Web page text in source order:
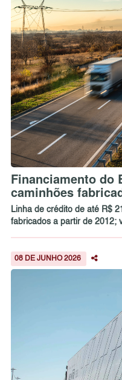
Financiamento do
caminhões
Linha de crédito de até R$
fabricados a partir de 2012;
08 DE JUNHO 2026